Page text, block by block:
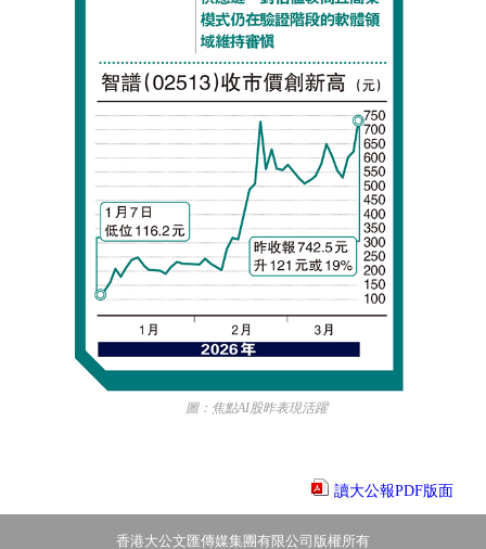
圖：焦點AI股昨表現活躍
讀大公報PDF版面
香港大公文匯傳媒集團有限公司版權所有